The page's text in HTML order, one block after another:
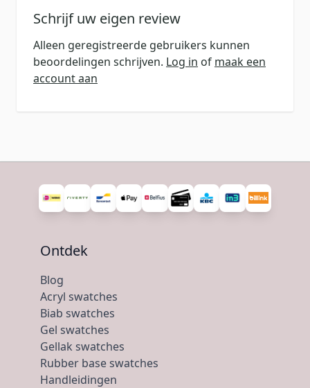
Schrijf uw eigen review
Alleen geregistreerde gebruikers kunnen
beoordelingen schrijven. Log in of maak een
account aan
Ontdek
Blog
Acryl swatches
Biab swatches
Gel swatches
Gellak swatches
Rubber base swatches
Handleidingen